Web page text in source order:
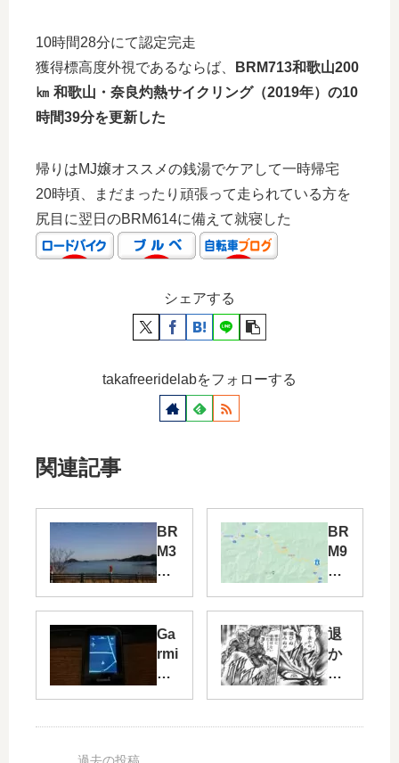
10時間28分にて認定完走
獲得標高度外視であるならば、
BRM713和歌山200
㎞ 和歌山・奈良灼熱サイクリング（2019年）の10
時間39分を更新した
帰りはMJ嬢オススメの銭湯でケアして一時帰宅
20時頃、まだまったり頑張って走られている方を
尻目に翌日のBRM614に備えて就寝した
シェアする
takafreeridelabをフォローする
関連記事
BR
M3
21
歌
山
20
ま
BR
M9
06
内
長
野
30
pa
Ga
rmi
n
ou
退
か
ぬ
ぬ